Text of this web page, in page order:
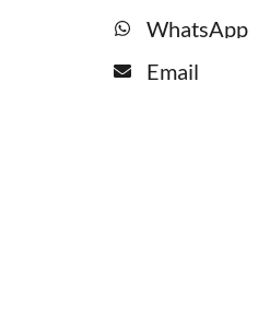
WhatsApp
Email